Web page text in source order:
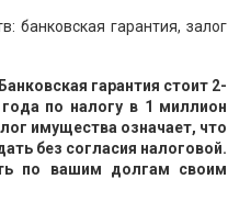
банковская гарантия, залог
Банковская гарантия стоит 2-
по налогу в 1 миллион
имущества означает, что
без согласия налоговой.
по вашим долгам своим